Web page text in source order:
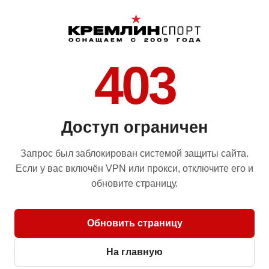
403
Доступ ограничен
Запрос был заблокирован системой защиты сайта.
Если у вас включён VPN или прокси, отключите его и
обновите страницу.
Обновить страницу
На главную